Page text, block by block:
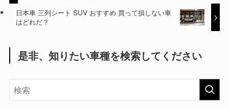
日本車 三列シート SUV おすすめ 買って損しない車
はどれだ？
是非、知りたい車種を検索してください